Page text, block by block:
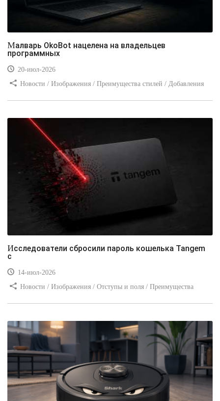
Малварь OkoBot нацелена на владельцев
программных
20-июл-2026
Новости / Изображения / Преимущества стилей / Добавления
Исследователи сбросили пароль кошелька Tangem
с
14-июл-2026
Новости / Изображения / Отступы и поля / Преимущества